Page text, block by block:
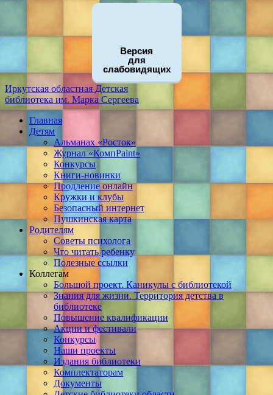
Версия
для
слабовидящих
Иркутская областная Детская
библиотека им. Марка Сергеева
Главная
Детям
Альманах «Росток»
Журнал «КомпPaint»
Конкурсы
Книги-новинки
Продление онлайн
Кружки и клубы
Безопасный интернет
Пушкинская карта
Родителям
Советы психолога
Что читать ребенку
Полезные ссылки
Коллегам
Большой проект. Каникулы с библиотекой
Знания для жизни. Территория детства в
библиотеке
Повышение квалификации
Акции и фестивали
Конкурсы
Наши проекты
Издания библиотеки
Комплектаторам
Документы